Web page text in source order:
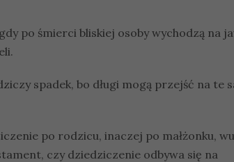
po śmierci bliskiej osoby wychodzą na
spadek, bo długi mogą przejść na te
po rodzicu, inaczej po małżonku,
czy dziedziczenie odbywa się na